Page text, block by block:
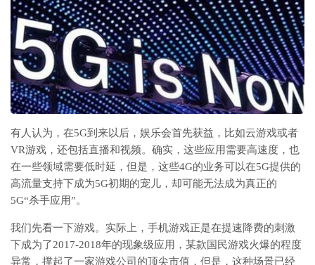
有人认为，在5G到来以后，娱乐会首先获益，比如云游戏或者
VR游戏，还包括直播和视频。确实，这些应用需要高速度，也
在一些领域需要低时延，但是，这些4G的业务可以在5G提供的
高流量支持下成为5G初期的宠儿，却可能无法成为真正的
5G“杀手应用”。
我们先看一下游戏。实际上，手机游戏正是在提速降费的刺激
下成为了2017-2018年的现象级应用，某款国民游戏火爆的程度
异常，撑起了一家游戏公司的顶尖市值，但是，这种场景已经